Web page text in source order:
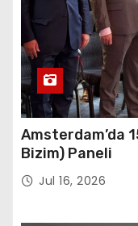
Amsterdam’da
Bizim) Paneli
Jul 16, 2026